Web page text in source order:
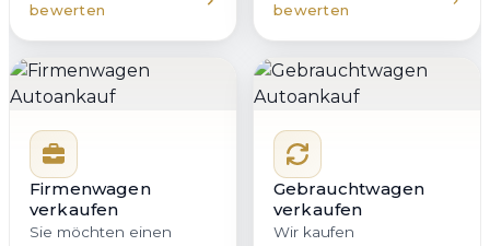
bewerten
bewerten
Firmenwagen
verkaufen
Sie möchten einen
Gebrauchtwagen
verkaufen
Wir kaufen